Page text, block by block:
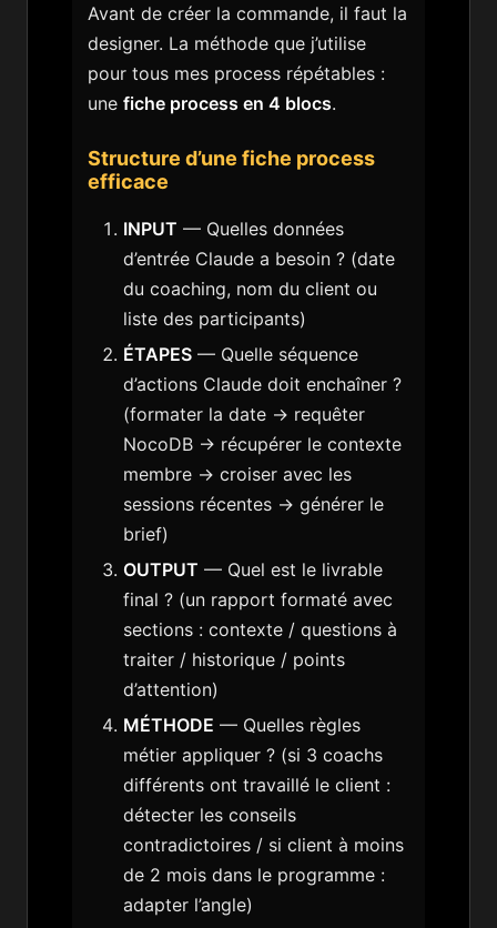
Avant de créer la commande, il faut la
designer. La méthode que j’utilise
pour tous mes process répétables :
une fiche process en 4 blocs.
Structure d’une fiche process
efficace
INPUT — Quelles données
d’entrée Claude a besoin ? (date
du coaching, nom du client ou
liste des participants)
ÉTAPES — Quelle séquence
d’actions Claude doit enchaîner ?
(formater la date → requêter
NocoDB → récupérer le contexte
membre → croiser avec les
sessions récentes → générer le
brief)
OUTPUT — Quel est le livrable
final ? (un rapport formaté avec
sections : contexte / questions à
traiter / historique / points
d’attention)
MÉTHODE — Quelles règles
métier appliquer ? (si 3 coachs
différents ont travaillé le client :
détecter les conseils
contradictoires / si client à moins
de 2 mois dans le programme :
adapter l’angle)